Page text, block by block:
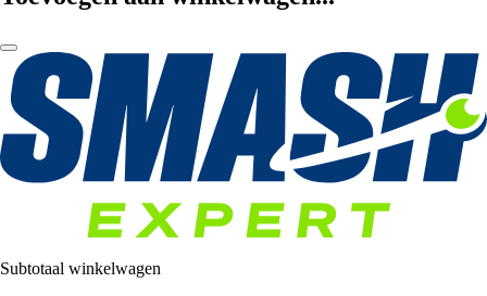
Subtotaal winkelwagen